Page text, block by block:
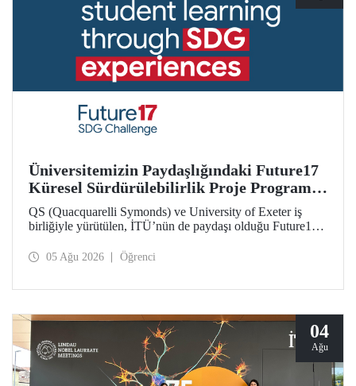
Üniversitemizin Paydaşlığındaki Future17
Küresel Sürdürülebilirlik Proje Programı,
Öğrencilerimizin Başvurularını Bekliyor
QS (Quacquarelli Symonds) ve University of Exeter iş
birliğiyle yürütülen, İTÜ’nün de paydaşı olduğu Future17
öğrenci başvuruları açıldı. Başvurular için son gün 31
05 Ağu 2026 Öğrenci
04
Ağu